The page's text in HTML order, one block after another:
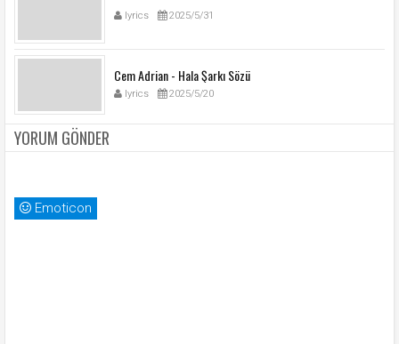
lyrics 2025/5/31
Cem Adrian - Hala Şarkı Sözü
lyrics 2025/5/20
YORUM GÖNDER
Emoticon